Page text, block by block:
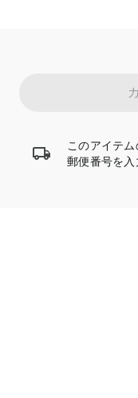
このアイテム
郵便番号を